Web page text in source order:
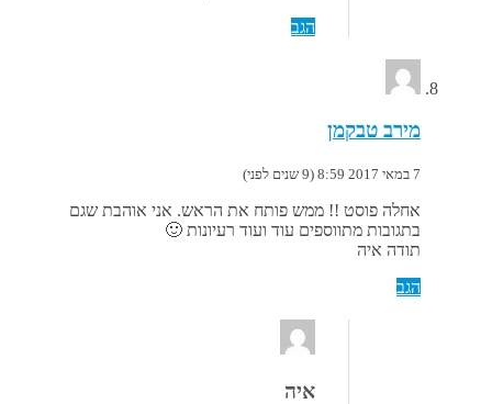
הגב
מירב טבקמן
7 במאי 2017 8:59 (9 שנים לפני)
אחלה פוסט !! ממש פותח את הראש. אני אוהבת שגם
בתגובות מתווספים עוד ועוד רעיונות 🙂
תודה איה
הגב
איה